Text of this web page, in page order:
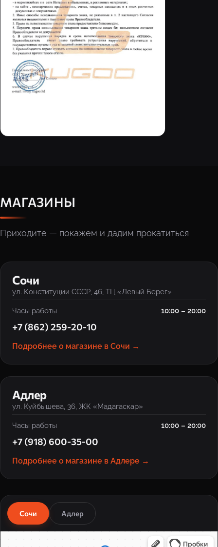
МАГАЗИНЫ
Приходите — покажем и дадим прокатиться
‹ ›
Сочи
ул. Конституции СССР, 46, ТЦ «Левый Берег»
Часы работы 10:00 – 20:00
+7 (862) 259-20-10
Подробнее о магазине в Сочи →
‹ ›
Адлер
ул. Куйбышева, 36, ЖК «Мадагаскар»
Часы работы 10:00 – 20:00
+7 (918) 600-35-00
Подробнее о магазине в Адлере →
Сочи Адлер